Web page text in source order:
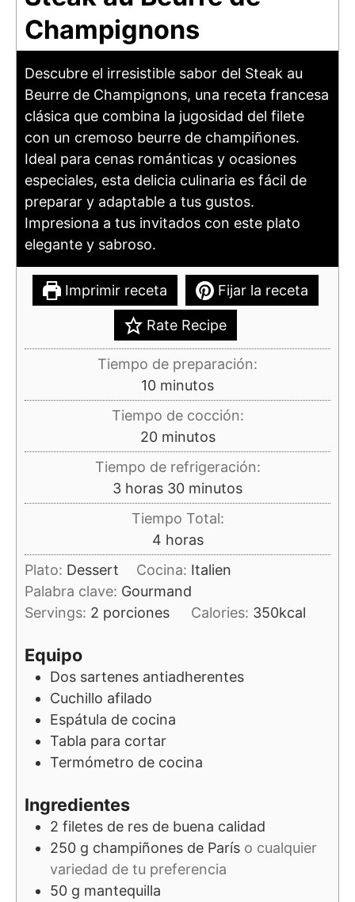
Champignons
Descubre el irresistible sabor del Steak au
Beurre de Champignons, una receta francesa
clásica que combina la jugosidad del filete
con un cremoso beurre de champiñones.
Ideal para cenas románticas y ocasiones
especiales, esta delicia culinaria es fácil de
preparar y adaptable a tus gustos.
Impresiona a tus invitados con este plato
elegante y sabroso.
Imprimir receta Fijar la receta
Rate Recipe
Tiempo de preparación:
10minutos
minutos
Tiempo de cocción:
20minutos
minutos
Tiempo de refrigeración:
3horas
horas 30minutos
minutos
Tiempo Total:
4horas
horas
Plato: Dessert Cocina: Italien
Palabra clave: Gourmand
Servings: 2 porciones Calories: 350kcal
Equipo
Dos sartenes antiadherentes
Cuchillo afilado
Espátula de cocina
Tabla para cortar
Termómetro de cocina
Ingredientes
2 filetes de res de buena calidad
250 g champiñones de París o cualquier
variedad de tu preferencia
50 g mantequilla